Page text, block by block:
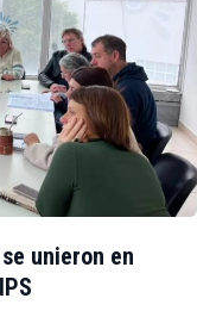
unieron en